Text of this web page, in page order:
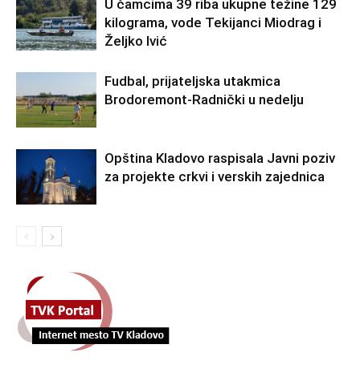
U čamcima 39 riba ukupne težine 129
kilograma, vode Tekijanci Miodrag i
Željko Ivić
Fudbal, prijateljska utakmica
Brodoremont-Radnički u nedelju
Opština Kladovo raspisala Javni poziv
za projekte crkvi i verskih zajednica